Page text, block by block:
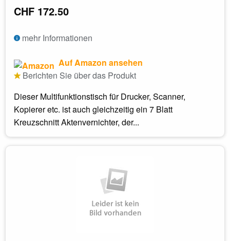
CHF 172.50
mehr Informationen
Auf Amazon ansehen
Berichten Sie über das Produkt
Dieser Multifunktionstisch für Drucker, Scanner,
Kopierer etc. ist auch gleichzeitig ein 7 Blatt
Kreuzschnitt Aktenvernichter, der...